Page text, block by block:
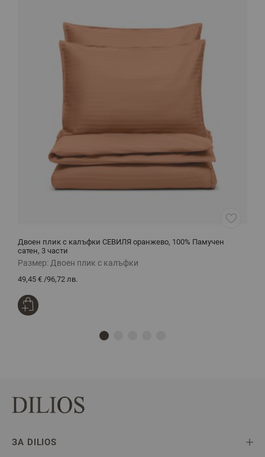
Двоен плик с калъфки СЕВИЛЯ оранжево, 100% Памучен
сатен, 3 части
Размер: Двоен плик с калъфки
49,45 € /96,72 лв.
ЗА DILIOS